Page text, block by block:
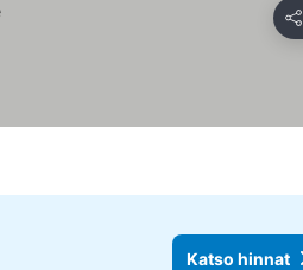
Jaa
Katso hinnat